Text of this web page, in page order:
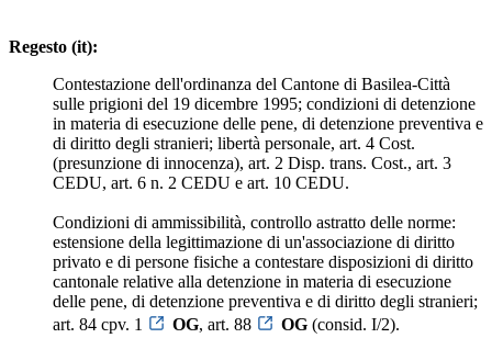
Regesto (it):
Contestazione dell'ordinanza del Cantone di Basilea-Città
sulle prigioni del 19 dicembre 1995; condizioni di detenzione
in materia di esecuzione delle pene, di detenzione preventiva e
di diritto degli stranieri; libertà personale, art. 4 Cost.
(presunzione di innocenza), art. 2 Disp. trans. Cost., art. 3
CEDU, art. 6 n. 2 CEDU e art. 10 CEDU.
Condizioni di ammissibilità, controllo astratto delle norme:
estensione della legittimazione di un'associazione di diritto
privato e di persone fisiche a contestare disposizioni di diritto
cantonale relative alla detenzione in materia di esecuzione
delle pene, di detenzione preventiva e di diritto degli stranieri;
art. 84 cpv. 1
OG, art. 88 OG (consid. I/2).